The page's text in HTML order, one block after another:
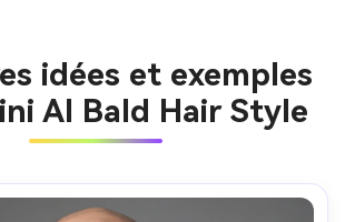
idées et exemples
AI Bald Hair Style